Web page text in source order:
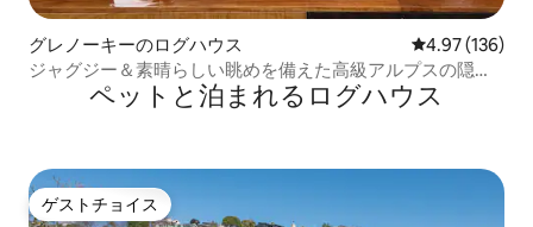
グレノーキーのログハウス レビュー136
4.97 (136)
ジャグジー＆素晴らしい眺めを備えた高級アルプスの隠れ
ペットと泊まれるログハウス
ゲストチョイス
ゲストチョイス